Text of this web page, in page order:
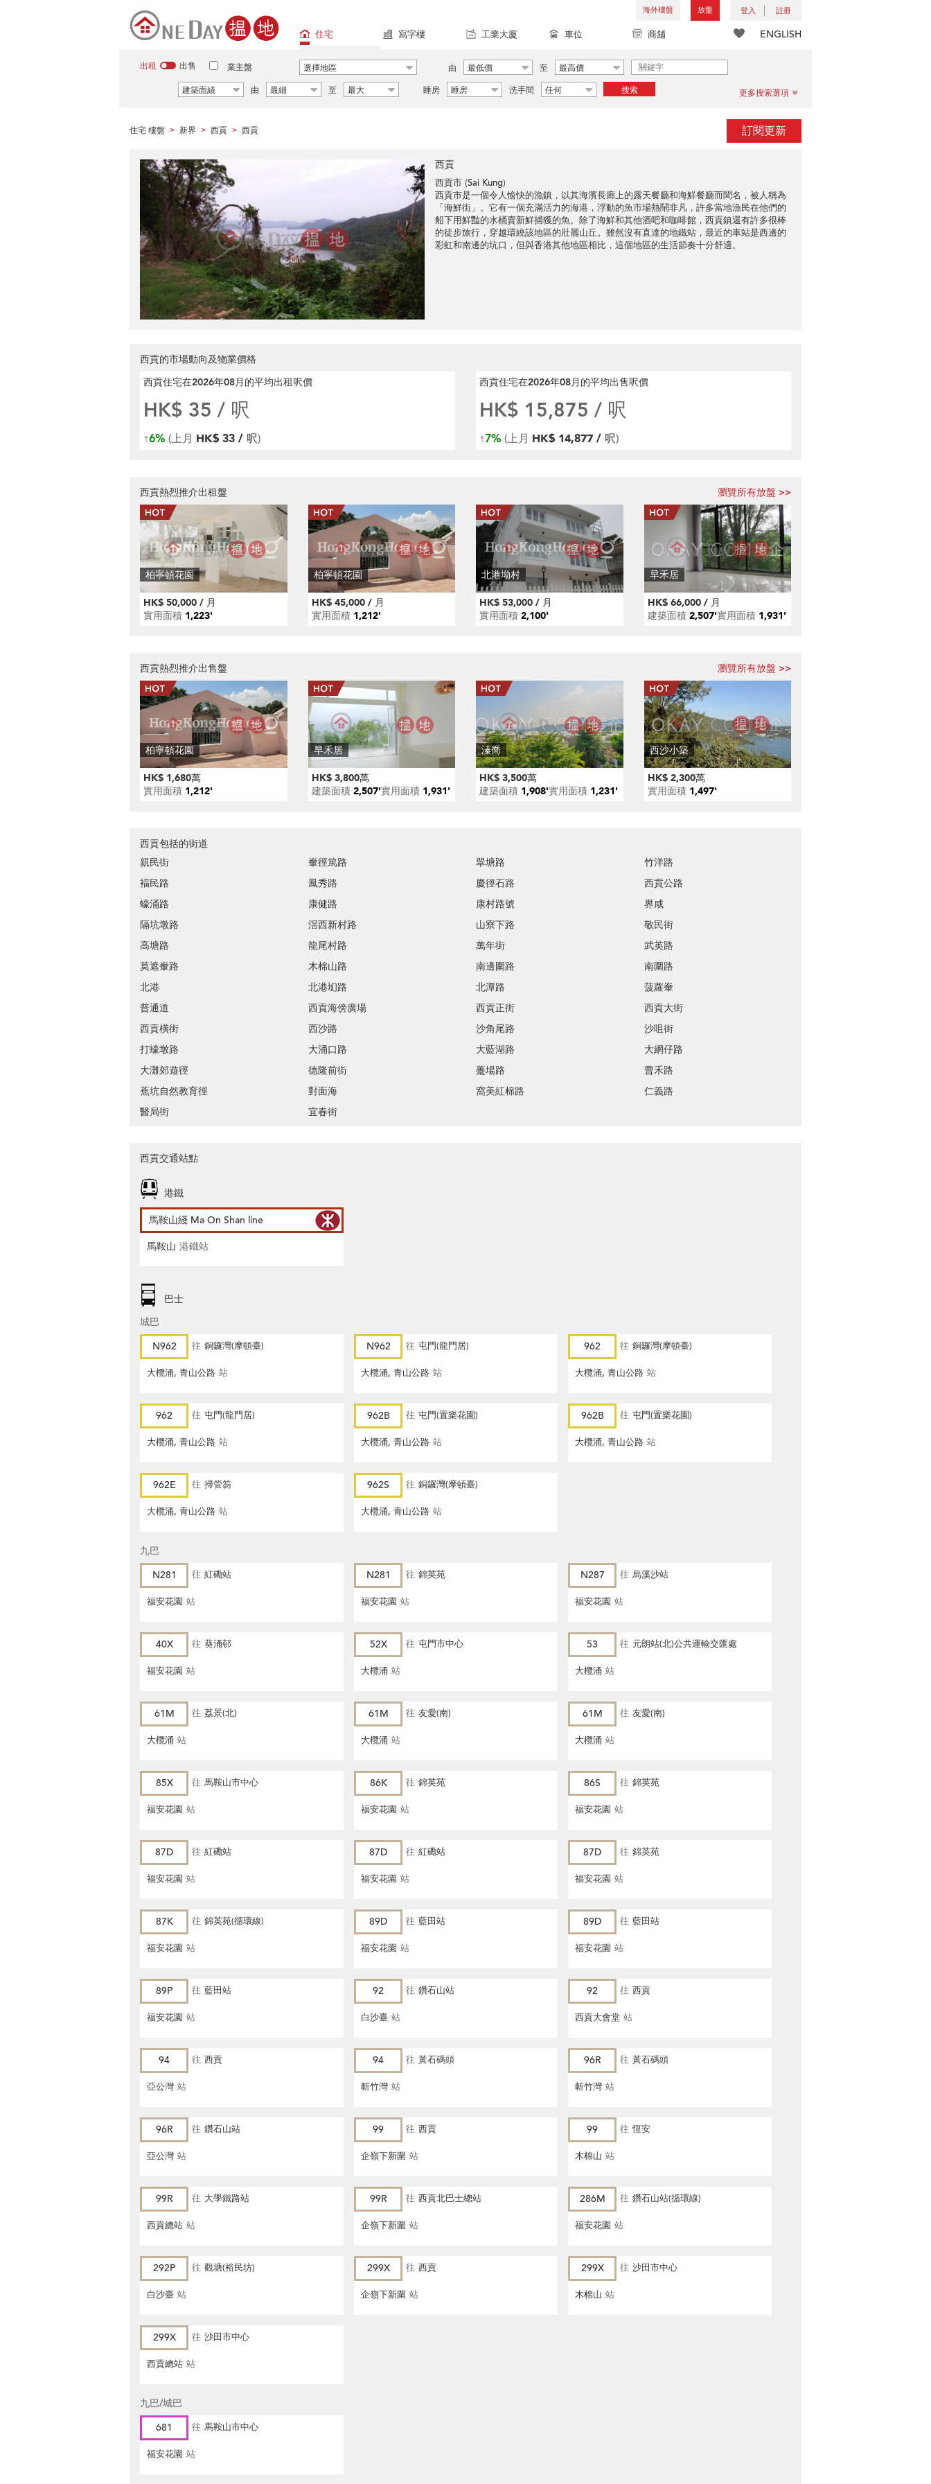
海外樓盤 放盤 登入 註冊
ENGLISH
住宅 寫字樓 工業大廈 車位 商舖
出租 出售 業主盤 選擇地區 由 最低價 至
最高價
建築面績
由 最細 至 最大 睡房 睡房 洗手間 任何 搜索 更多搜索選項
住宅 樓盤 > 新界 > 西貢 > 西貢 訂閱更新
西貢
西貢市 (Sai Kung)
西貢市是一個令人愉快的漁鎮，以其海濱長廊上的露天餐廳和海鮮餐廳而聞名，被人稱為
「海鮮街」。它有一個充滿活力的海港，浮動的魚市場熱鬧非凡，許多當地漁民在他們的
船下用鮮豔的水桶賣新鮮捕獲的魚。除了海鮮和其他酒吧和咖啡館，西貢鎮還有許多很棒
的徒步旅行，穿越環繞該地區的壯麗山丘。雖然沒有直達的地鐵站，最近的車站是西邊的
彩虹和南邊的坑口，但與香港其他地區相比，這個地區的生活節奏十分舒適。
西貢的市場動向及物業價格
西貢住宅在2026年08月 的平均出租呎價
HK$ 35 / 呎
↑6% (上月 HK$ 33 / 呎)
西貢住宅在2026年08月 的平均出售呎價
HK$ 15,875 / 呎
↑7% (上月 HK$ 14,877 / 呎)
西貢熱烈推介出租盤 瀏覽所有放盤 >>
柏寧頓花園
HK$ 50,000 / 月
實用面積 1,223'
柏寧頓花園
HK$ 45,000 / 月
實用面積 1,212'
北港坳村
HK$ 53,000 / 月
實用面積 2,100'
早禾居
HK$ 66,000 / 月
建築面積 2,507'實用面積 1,931'
西貢熱烈推介出售盤 瀏覽所有放盤 >>
柏寧頓花園
HK$ 1,680萬
實用面積 1,212'
早禾居
HK$ 3,800萬
建築面積 2,507'實用面積 1,931'
溱喬
HK$ 3,500萬
建築面積 1,908'實用面積 1,231'
西沙小築
HK$ 2,300萬
實用面積 1,497'
西貢包括的街道
親民街
輋徑篤路 翠塘路
竹洋路
褔民路
鳳秀路 慶徑石路
西貢公路
蠔涌路
康健路 康村路號
界咸
隔坑墩路
滘西新村路 山寮下路
敬民街
高塘路
龍尾村路 萬年街
武英路
莫遮輋路
木棉山路 南邊圍路
南圍路
北港
北港㘭路 北潭路
菠蘿輋
普通道
西貢海傍廣場 西貢正街
西貢大街
西貢橫街
西沙路 沙角尾路
沙咀街
打蠔墩路
大涌口路 大藍湖路
大網仔路
大灘郊遊徑
德隆前街 躉場路
曹禾路
蕉坑自然教育徑
對面海 窩美紅棉路
仁義路
醫局街
宜春街
西貢交通站點
港鐵
馬鞍山綫 Ma On Shan line
馬鞍山 港鐵站
巴士
城巴
N962
往 銅鑼灣(摩頓臺)
大欖涌, 青山公路 站
N962 往 屯門(龍門居)
大欖涌, 青山公路 站
962 往 銅鑼灣(摩頓臺)
大欖涌, 青山公路 站
962 往 屯門(龍門居)
大欖涌, 青山公路 站
962B 往 屯門(置樂花園)
大欖涌, 青山公路 站
962B 往 屯門(置樂花園)
大欖涌, 青山公路 站
962E 往 掃管笏
大欖涌, 青山公路 站
962S 往 銅鑼灣(摩頓臺)
大欖涌, 青山公路 站
九巴
N281
往 紅磡站
福安花園 站
N281 往 錦英苑
福安花園 站
N287 往 烏溪沙站
福安花園 站
40X 往 葵涌邨
福安花園 站
52X 往 屯門市中心
大欖涌 站
53 往 元朗站(北)公共運輸交匯處
大欖涌 站
61M 往 荔景(北)
大欖涌 站
61M 往 友愛(南)
大欖涌 站
61M 往 友愛(南)
大欖涌 站
85X 往 馬鞍山市中心
福安花園 站
86K 往 錦英苑
福安花園 站
86S 往 錦英苑
福安花園 站
87D 往 紅磡站
福安花園 站
87D 往 紅磡站
福安花園 站
87D 往 錦英苑
福安花園 站
87K 往 錦英苑(循環線)
福安花園 站
89D 往 藍田站
福安花園 站
89D 往 藍田站
福安花園 站
89P 往 藍田站
福安花園 站
92 往 鑽石山站
白沙臺 站
92 往 西貢
西貢大會堂 站
94 往 西貢
亞公灣 站
94 往 黃石碼頭
斬竹灣 站
96R 往 黃石碼頭
斬竹灣 站
96R 往 鑽石山站
亞公灣 站
99 往 西貢
企嶺下新圍 站
99 往 恆安
木棉山 站
99R 往 大學鐵路站
西貢總站 站
99R 往 西貢北巴士總站
企嶺下新圍 站
286M 往 鑽石山站(循環線)
福安花園 站
292P 往 觀塘(裕民坊)
白沙臺 站
299X 往 西貢
企嶺下新圍 站
299X 往 沙田市中心
木棉山 站
299X 往 沙田市中心
西貢總站 站
九巴/城巴
681
往 馬鞍山市中心
福安花園 站